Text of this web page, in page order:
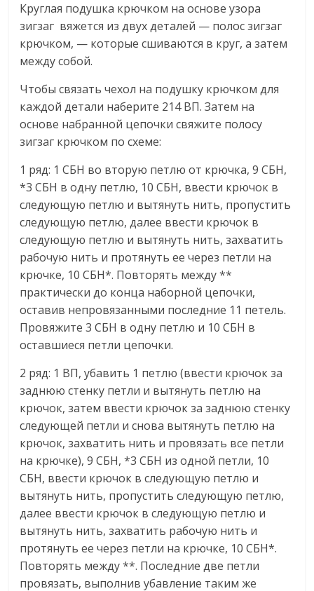
Круглая подушка крючком на основе узора
зигзаг вяжется из двух деталей — полос зигзаг
крючком, — которые сшиваются в круг, а затем
между собой.
Чтобы связать чехол на подушку крючком для
каждой детали наберите 214 ВП. Затем на
основе набранной цепочки свяжите полосу
зигзаг крючком по схеме:
1 ряд: 1 СБН во вторую петлю от крючка, 9 СБН,
*3 СБН в одну петлю, 10 СБН, ввести крючок в
следующую петлю и вытянуть нить, пропустить
следующую петлю, далее ввести крючок в
следующую петлю и вытянуть нить, захватить
рабочую нить и протянуть ее через петли на
крючке, 10 СБН*. Повторять между **
практически до конца наборной цепочки,
оставив непровязанными последние 11 петель.
Провяжите 3 СБН в одну петлю и 10 СБН в
оставшиеся петли цепочки.
2 ряд: 1 ВП, убавить 1 петлю (ввести крючок за
заднюю стенку петли и вытянуть петлю на
крючок, затем ввести крючок за заднюю стенку
следующей петли и снова вытянуть петлю на
крючок, захватить нить и провязать все петли
на крючке), 9 СБН, *3 СБН из одной петли, 10
СБН, ввести крючок в следующую петлю и
вытянуть нить, пропустить следующую петлю,
далее ввести крючок в следующую петлю и
вытянуть нить, захватить рабочую нить и
протянуть ее через петли на крючке, 10 СБН*.
Повторять между **. Последние две петли
провязать, выполнив убавление таким же